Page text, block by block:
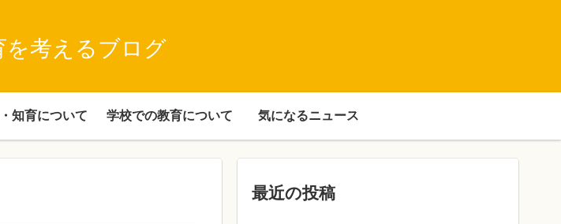
を考えるブログ
知育について 学校での教育について 気になるニュース
最近の投稿